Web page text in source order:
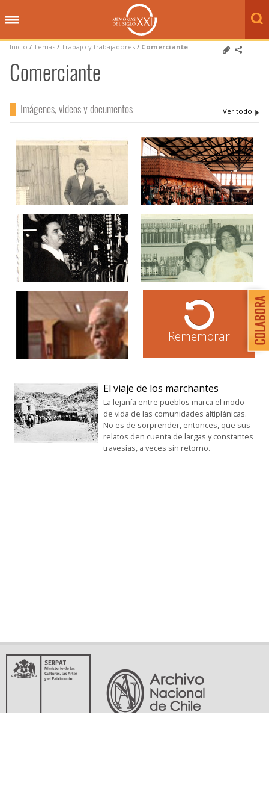
Inicio / Temas / Trabajo y trabajadores / Comerciante
Comerciante
Imágenes, videos y documentos
Rememorar
El viaje de los marchantes
La lejanía entre pueblos marca el modo
de vida de las comunidades altiplánicas.
No es de sorprender, entonces, que sus
relatos den cuenta de largas y constantes
travesías, a veces sin retorno.